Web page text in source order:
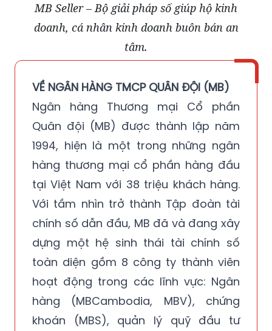
MB Seller – Bộ giải pháp số giúp hộ kinh
doanh, cá nhân kinh doanh buôn bán an
tâm.
VỀ NGÂN HÀNG TMCP QUÂN ĐỘI (MB)
Ngân hàng Thương mại Cổ phần
Quân đội (MB) được thành lập năm
1994, hiện là một trong những ngân
hàng thương mại cổ phần hàng đầu
tại Việt Nam với 38 triệu khách hàng.
Với tầm nhìn trở thành Tập đoàn tài
chính số dẫn đầu, MB đã và đang xây
dựng một hệ sinh thái tài chính số
toàn diện gồm 8 công ty thành viên
hoạt động trong các lĩnh vực: Ngân
hàng (MBCambodia, MBV), chứng
khoán (MBS), quản lý quỹ đầu tư